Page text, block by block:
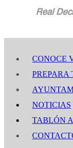
CONOCE
PREPARA
NOTICIAS
TABLÓN